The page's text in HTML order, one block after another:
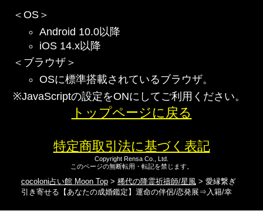
＜OS＞
Android 10.0以降
iOS 14.x以降
＜ブラウザ＞
OSに標準搭載されているブラウザ。
※JavaScriptの設定をONにしてご利用ください。
トップページに戻る
特定商取引法に基づく表記
Copyright Rensa Co., Ltd.
このページの無断転用・転記を禁じます。
cocoloni占い館 Moon Top> 稀代の降霊祈禱師/星風> 愛縁繋ぎ
引き寄せる【あなたの成婚鑑定】運命の伴侶/恋発展⇒入籍/幸